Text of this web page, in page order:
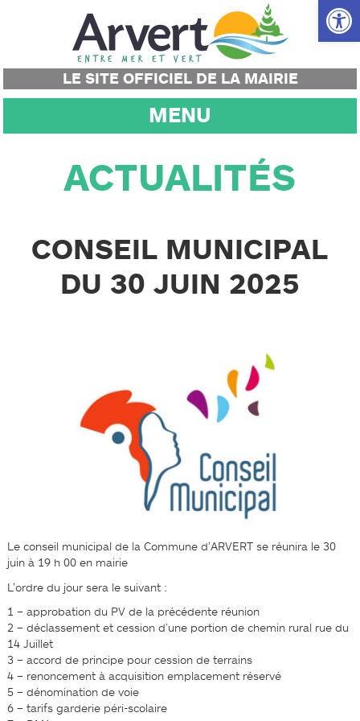
Ouvrir
LE SITE OFFICIEL DE LA MAIRIE
MENU
ACTUALITÉS
CONSEIL MUNICIPAL
DU 30 JUIN 2025
Le conseil municipal de la Commune d’ARVERT se réunira le 30
juin à 19 h 00 en mairie
L’ordre du jour sera le suivant :
1 – approbation du PV de la précédente réunion
2 – déclassement et cession d’une portion de chemin rural rue du
14 Juillet
3 – accord de principe pour cession de terrains
4 – renoncement à acquisition emplacement réservé
5 – dénomination de voie
6 – tarifs garderie péri-scolaire